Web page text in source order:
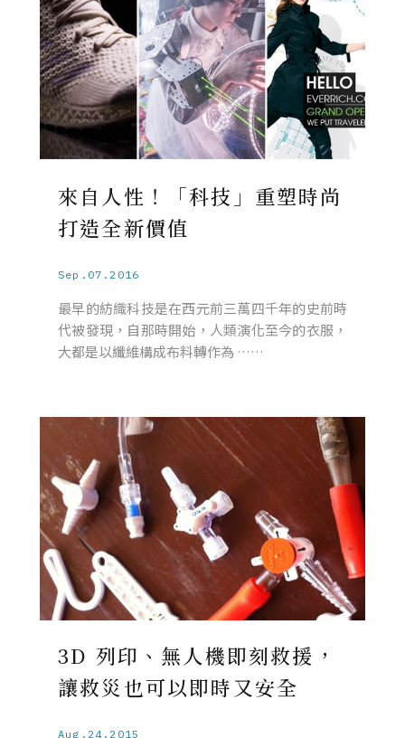
來自人性！「科技」重塑時尚
打造全新價值
Sep.07.2016
最早的紡織科技是在西元前三萬四千年的史前時
代被發現，自那時開始，人類演化至今的衣服，
大都是以纖維構成布料轉作為 ……
3D 列印、無人機即刻救援，
讓救災也可以即時又安全
Aug.24.2015